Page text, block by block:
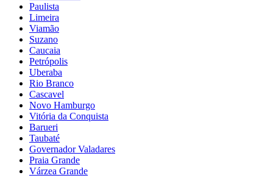
Paulista
Limeira
Viamão
Suzano
Caucaia
Petrópolis
Uberaba
Rio Branco
Cascavel
Novo Hamburgo
Vitória da Conquista
Barueri
Taubaté
Governador Valadares
Praia Grande
Várzea Grande